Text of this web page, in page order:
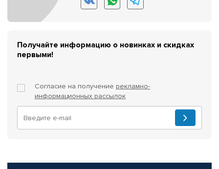
Получайте информацию о новинках и скидках
первыми!
Согласие на получение рекламно-
информационных рассылок